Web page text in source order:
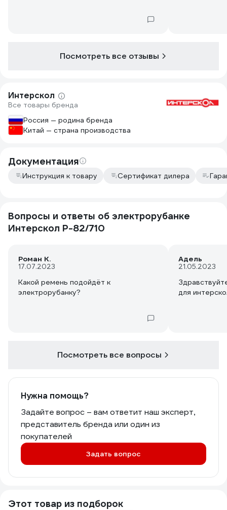
Посмотреть все отзывы
Интерскол
Все товары бренда
Россия — родина бренда
Китай — страна производства
Документация
Инструкция к товару Сертификат дилера
Вопросы и ответы об электрорубанке
Интерскол Р-82/710
Роман К.
17.07.2023
Какой ремень подойдёт к
электрорубанку?
Адель
21.05.2023
для
Посмотреть все вопросы
Нужна помощь?
Задайте вопрос – вам ответит наш эксперт,
представитель бренда или один из
покупателей
Задать вопрос
Этот товар из подборок